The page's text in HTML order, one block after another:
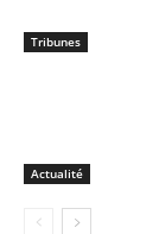
Tribunes
Actualité